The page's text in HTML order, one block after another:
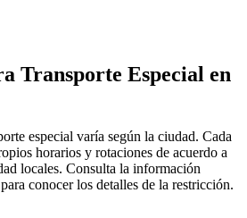
Transporte Especial en
especial varía según la ciudad. Cada
horarios y rotaciones de acuerdo a
locales. Consulta la información
conocer los detalles de la restricción.